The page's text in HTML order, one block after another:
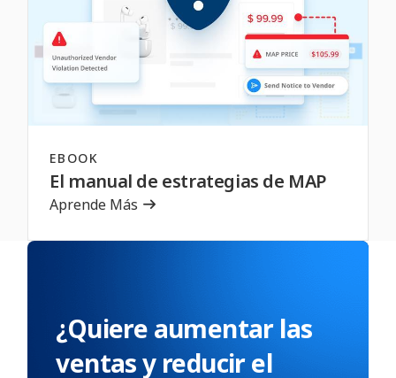
EBOOK
El manual de estrategias de MAP
Aprende Más
¿Quiere aumentar las
ventas y reducir el